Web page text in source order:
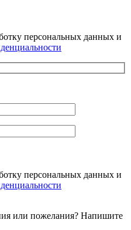
персональных данных и
персональных данных и
или пожелания? Напишите